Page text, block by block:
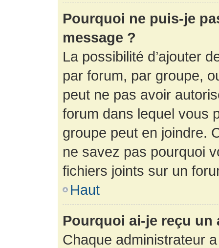
Pourquoi ne puis-je
message ?
La possibilité d’ajouter
par forum, par groupe,
peut ne pas avoir
forum dans lequel vous
groupe peut en joindre.
ne savez pas pourquoi
fichiers joints sur un
Haut
Pourquoi ai-je reçu un
Chaque administrateur